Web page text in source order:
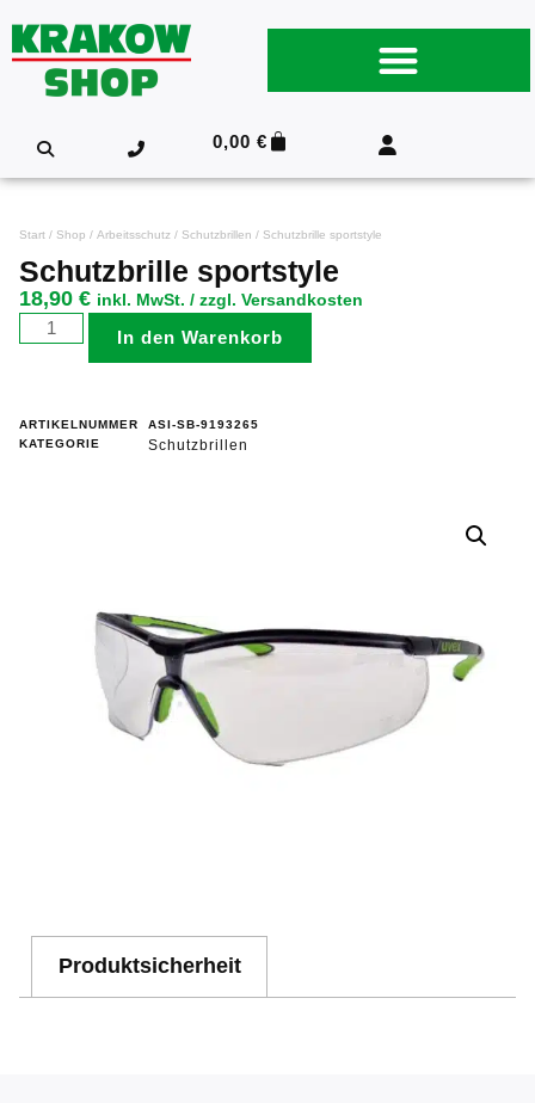
0,00€
Start / Shop / Arbeitsschutz / Schutzbrillen / Schutzbrille sportstyle
Schutzbrille sportstyle
18,90 € inkl. MwSt. / zzgl. Versandkosten
In den Warenkorb
ARTIKELNUMMER
ASI-SB-9193265
KATEGORIE
Schutzbrillen
Produktsicherheit